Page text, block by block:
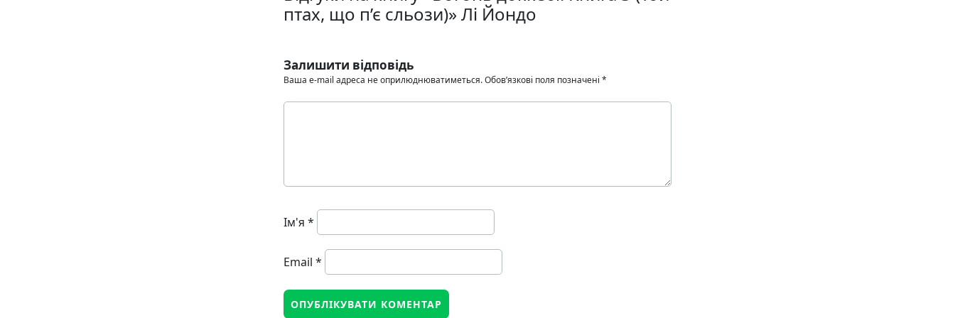
птах, що п’є сльози)» Лі Йондо
Залишити відповідь
Ваша e-mail адреса не оприлюднюватиметься.Обов’язкові поля позначені *
Ім'я *
Email *